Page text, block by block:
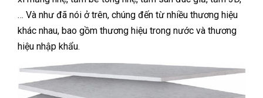
… Và như đã nói ở trên, chúng đến từ nhiều thương hiệu
khác nhau, bao gồm thương hiệu trong nước và thương
hiệu nhập khẩu.